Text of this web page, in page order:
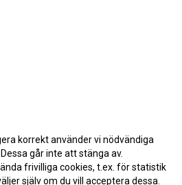
korrekt använder vi nödvändiga
går inte att stänga av.
frivilliga cookies, t.ex. för statistik
själv om du vill acceptera dessa.